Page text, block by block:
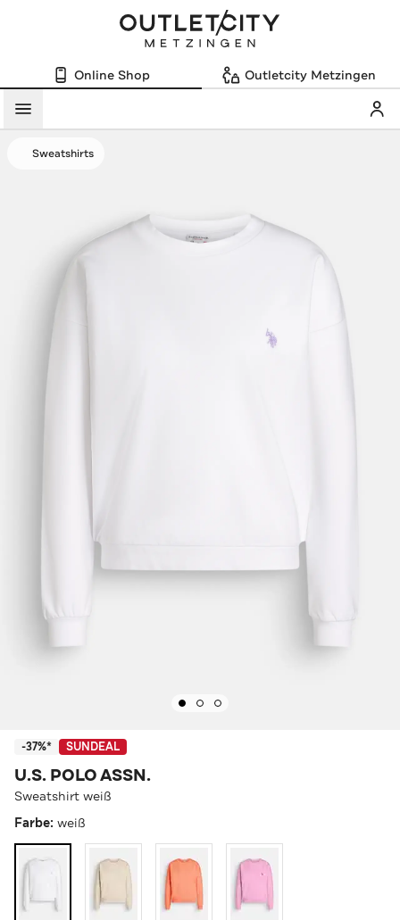
Online Shop Outletcity Metzingen
Menü
Sweatshirts
-37%* SUNDEAL
U.S. POLO ASSN.
Sweatshirt weiß
Farbe: weiß